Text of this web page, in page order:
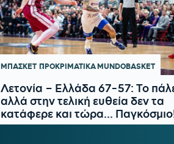
ΜΠΑΣΚΕΤ ΠΡΟΚΡΙΜΑΤΙΚΑ MUNDOBASKET
Λετονία – Ελλάδα 67-57: Το
αλλά στην τελική ευθεία δεν τα
κατάφερε και τώρα...